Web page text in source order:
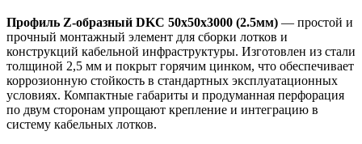
Профиль Z-образный DKC 50х50х3000 (2.5мм) — простой и
прочный монтажный элемент для сборки лотков и
конструкций кабельной инфраструктуры. Изготовлен из стали
толщиной 2,5 мм и покрыт горячим цинком, что обеспечивает
коррозионную стойкость в стандартных эксплуатационных
условиях. Компактные габариты и продуманная перфорация
по двум сторонам упрощают крепление и интеграцию в
систему кабельных лотков.